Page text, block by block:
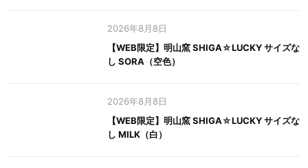
2026年8月8日
【WEB限定】明山窯 SHIGA☆LUCKY サイズな
し SORA（空色）
2026年8月8日
【WEB限定】明山窯 SHIGA☆LUCKY サイズな
し MILK（白）